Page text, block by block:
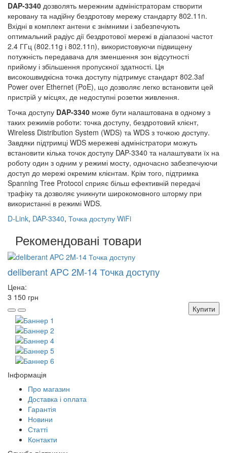
DAP-3340 дозволять мережним адміністраторам створити
керовану та надійну бездротову мережу стандарту 802.11n.
Вхідні в комплект антени є знімними і забезпечують
оптимальний радіус дії бездротової мережі в діапазоні частот
2.4 ГГц (802.11g і 802.11n), використовуючи підвищену
потужність передавача для зменшення зон відсутності
прийому і збільшення пропускної здатності. Ця
високошвидкісна точка доступу підтримує стандарт 802.3af
Power over Ethernet (PoE), що дозволяє легко встановити цей
пристрій у місцях, де недоступні розетки живлення.
Точка доступу DAP-3340 може бути налаштована в одному з
таких режимів роботи: точка доступу, бездротовий клієнт,
Wireless Distribution System (WDS) та WDS з точкою доступу.
Завдяки підтримці WDS мережеві адміністратори можуть
встановити кілька точок доступу DAP-3340 та налаштувати їх на
роботу один з одним у режимі мосту, одночасно забезпечуючи
доступ до мережі окремим клієнтам. Крім того, підтримка
Spanning Tree Protocol сприяє більш ефективній передачі
трафіку та дозволяє уникнути широкомовного шторму при
використанні в режимі WDS.
D-Link, DAP-3340, Точка доступу WiFi
Рекомендовані товари
deliberant APC 2M-14 Точка доступу
Цена:
3 150 грн
Купити
Інформація
Про магазин
Доставка і оплата
Гарантія
Новини
Статті
Контакти